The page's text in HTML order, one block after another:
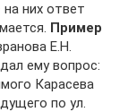
на них ответ
Пример
Е.Н.
ему вопрос:
Карасева
по ул.